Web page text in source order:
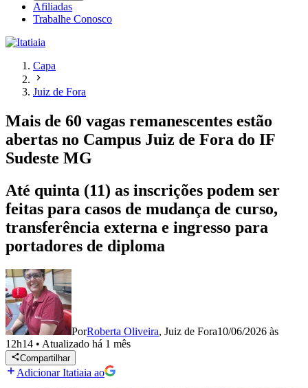
Afiliadas
Trabalhe Conosco
Capa
Juiz de Fora
Mais de 60 vagas remanescentes estão
abertas no Campus Juiz de Fora do IF
Sudeste MG
Até quinta (11) as inscrições podem ser
feitas para casos de mudança de curso,
transferência externa e ingresso para
portadores de diploma
PorRoberta Oliveira, Juiz de Fora10/06/2026 às
12h14 • Atualizado há 1 mês
Compartilhar
Adicionar Itatiaia ao